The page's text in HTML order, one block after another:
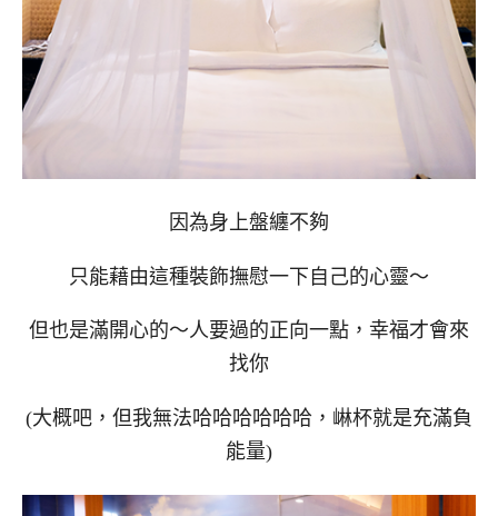
因為身上盤纏不夠
只能藉由這種裝飾撫慰一下自己的心靈～
但也是滿開心的～人要過的正向一點，幸福才會來
找你
(大概吧，但我無法哈哈哈哈哈哈，崊杯就是充滿負
能量)